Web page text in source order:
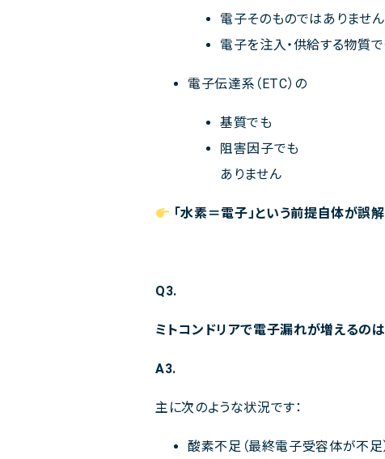
電子そのものではありません
電子を注入・供給する物質
電子伝達系（ETC）の
基質でも
阻害因子でも
ありません
「水素＝電子」という前提自体が誤解
Q3.
ミトコンドリアで電子漏れが増えるのは
A3.
主に次のような状況です：
酸素不足（最終電子受容体が不足